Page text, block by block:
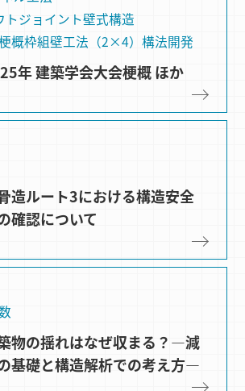
ジョイント壁式構造
概枠組壁⼯法（2×4） 構法開発
年 建築学会大会梗概 ほか
造ルート3における構造安全
確認について
物の揺れはなぜ収まる？―減
基礎と構造解析での考え方―